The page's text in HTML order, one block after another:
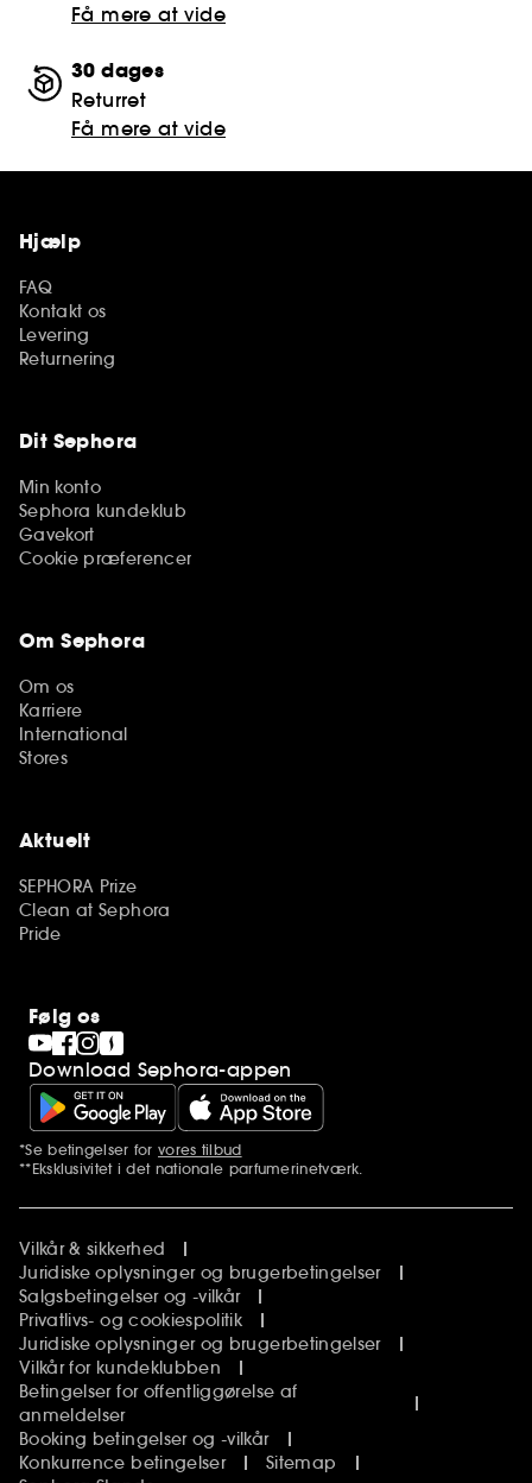
Få mere at vide
30 dages
Returret
Få mere at vide
Hjælp
FAQ
Kontakt os
Levering
Returnering
Dit Sephora
Min konto
Sephora kundeklub
Gavekort
Cookie præferencer
Om Sephora
Om os
Karriere
International
Stores
Aktuelt
SEPHORA Prize
Clean at Sephora
Pride
Følg os
Download Sephora-appen
Yderligere bemærkninger
*Se betingelser for vores tilbud
**Eksklusivitet i det nationale parfumerinetværk.
Vilkår & sikkerhed
Juridiske oplysninger og brugerbetingelser
Salgsbetingelser og -vilkår
Privatlivs- og cookiespolitik
Juridiske oplysninger og brugerbetingelser
Vilkår for kundeklubben
Betingelser for offentliggørelse af
anmeldelser
Booking betingelser og -vilkår
Konkurrence betingelser
Sitemap